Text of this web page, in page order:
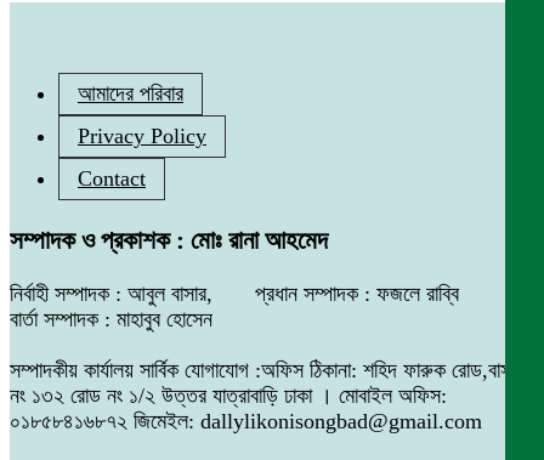
আমাদের পরিবার
Privacy Policy
Contact
সম্পাদক ও প্রকাশক : মোঃ রানা আহমেদ
নির্বাহী সম্পাদক : আবুল বাসার, প্রধান সম্পাদক : ফজলে রাব্বি
বার্তা সম্পাদক : মাহাবুব হোসেন
সম্পাদকীয় কার্যালয় সার্বিক যোগাযোগ :অফিস ঠিকানা: শহিদ ফারুক রোড,বাসা
নং ১৩২ রোড নং ১/২ উত্তর যাত্রাবাড়ি ঢাকা । মোবাইল অফিস:
০১৮৫৮৪১৬৮৭২ জিমেইল: dallylikonisongbad@gmail.com